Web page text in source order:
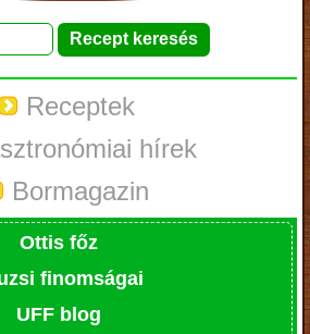
Receptek
hírek
Bormagazin
Ottis főz
finomságai
UFF blog